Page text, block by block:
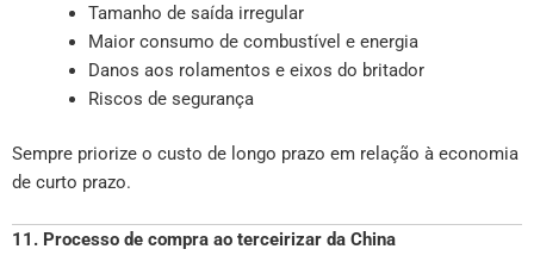
Tamanho de saída irregular
Maior consumo de combustível e energia
Danos aos rolamentos e eixos do britador
Riscos de segurança
Sempre priorize o custo de longo prazo em relação à economia
de curto prazo.
11. Processo de compra ao terceirizar da China